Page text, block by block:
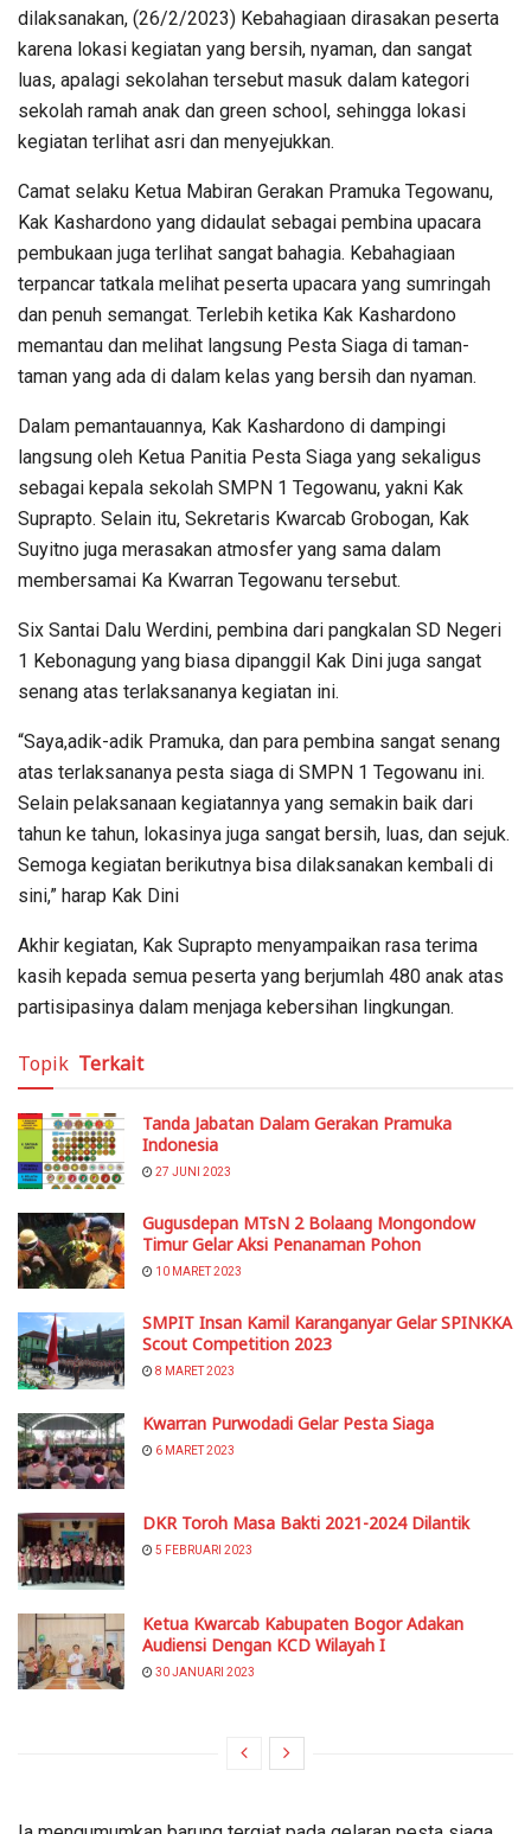
dilaksanakan, (26/2/2023) Kebahagiaan dirasakan peserta
karena lokasi kegiatan yang bersih, nyaman, dan sangat
luas, apalagi sekolahan tersebut masuk dalam kategori
sekolah ramah anak dan green school, sehingga lokasi
kegiatan terlihat asri dan menyejukkan.
Camat selaku Ketua Mabiran Gerakan Pramuka Tegowanu,
Kak Kashardono yang didaulat sebagai pembina upacara
pembukaan juga terlihat sangat bahagia. Kebahagiaan
terpancar tatkala melihat peserta upacara yang sumringah
dan penuh semangat. Terlebih ketika Kak Kashardono
memantau dan melihat langsung Pesta Siaga di taman-
taman yang ada di dalam kelas yang bersih dan nyaman.
Dalam pemantauannya, Kak Kashardono di dampingi
langsung oleh Ketua Panitia Pesta Siaga yang sekaligus
sebagai kepala sekolah SMPN 1 Tegowanu, yakni Kak
Suprapto. Selain itu, Sekretaris Kwarcab Grobogan, Kak
Suyitno juga merasakan atmosfer yang sama dalam
membersamai Ka Kwarran Tegowanu tersebut.
Six Santai Dalu Werdini, pembina dari pangkalan SD Negeri
1 Kebonagung yang biasa dipanggil Kak Dini juga sangat
senang atas terlaksananya kegiatan ini.
“Saya,adik-adik Pramuka, dan para pembina sangat senang
atas terlaksananya pesta siaga di SMPN 1 Tegowanu ini.
Selain pelaksanaan kegiatannya yang semakin baik dari
tahun ke tahun, lokasinya juga sangat bersih, luas, dan sejuk.
Semoga kegiatan berikutnya bisa dilaksanakan kembali di
sini,” harap Kak Dini
Akhir kegiatan, Kak Suprapto menyampaikan rasa terima
kasih kepada semua peserta yang berjumlah 480 anak atas
partisipasinya dalam menjaga kebersihan lingkungan.
Topik Terkait
Tanda Jabatan Dalam Gerakan Pramuka
Indonesia
27 JUNI 2023
Gugusdepan MTsN 2 Bolaang Mongondow
Timur Gelar Aksi Penanaman Pohon
10 MARET 2023
SMPIT Insan Kamil Karanganyar Gelar SPINKKA
Scout Competition 2023
8 MARET 2023
Kwarran Purwodadi Gelar Pesta Siaga
6 MARET 2023
DKR Toroh Masa Bakti 2021-2024 Dilantik
5 FEBRUARI 2023
Ketua Kwarcab Kabupaten Bogor Adakan
Audiensi Dengan KCD Wilayah I
30 JANUARI 2023